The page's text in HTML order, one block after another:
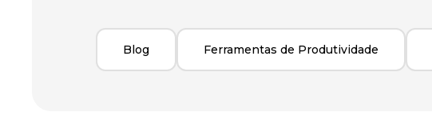
Blog Ferramentas de Produtividade